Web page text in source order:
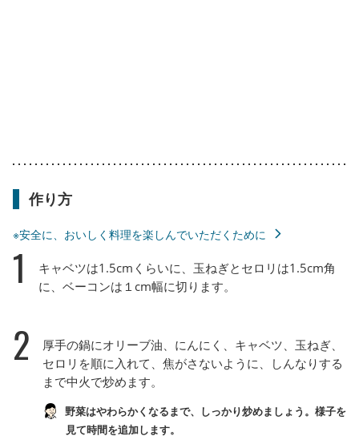
作り方
※安全に、おいしく料理を楽しんでいただくために
1
キャベツは1.5cmくらいに、玉ねぎとセロリは1.5cm角
に、ベーコンは１cm幅に切ります。
2
厚手の鍋にオリーブ油、にんにく、キャベツ、玉ねぎ、
セロリを順に入れて、焦がさないように、しんなりする
まで中火で炒めます。
野菜はやわらかくなるまで、しっかり炒めましょう。様子を
見て時間を追加します。